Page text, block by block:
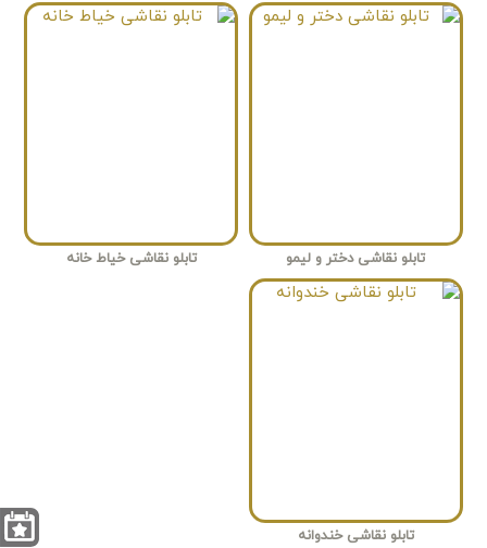
تابلو نقاشی دختر و لیمو تابلو نقاشی خیاط خانه
تابلو نقاشی خندوانه